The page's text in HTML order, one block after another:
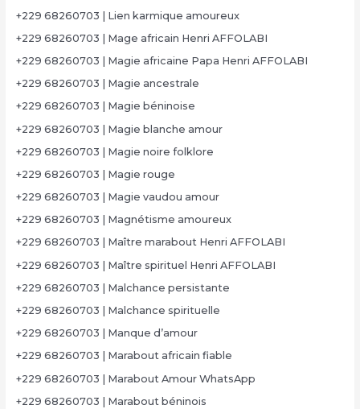
+229 68260703 | Lien karmique amoureux
+229 68260703 | Mage africain Henri AFFOLABI
+229 68260703 | Magie africaine Papa Henri AFFOLABI
+229 68260703 | Magie ancestrale
+229 68260703 | Magie béninoise
+229 68260703 | Magie blanche amour
+229 68260703 | Magie noire folklore
+229 68260703 | Magie rouge
+229 68260703 | Magie vaudou amour
+229 68260703 | Magnétisme amoureux
+229 68260703 | Maître marabout Henri AFFOLABI
+229 68260703 | Maître spirituel Henri AFFOLABI
+229 68260703 | Malchance persistante
+229 68260703 | Malchance spirituelle
+229 68260703 | Manque d’amour
+229 68260703 | Marabout africain fiable
+229 68260703 | Marabout Amour WhatsApp
+229 68260703 | Marabout béninois